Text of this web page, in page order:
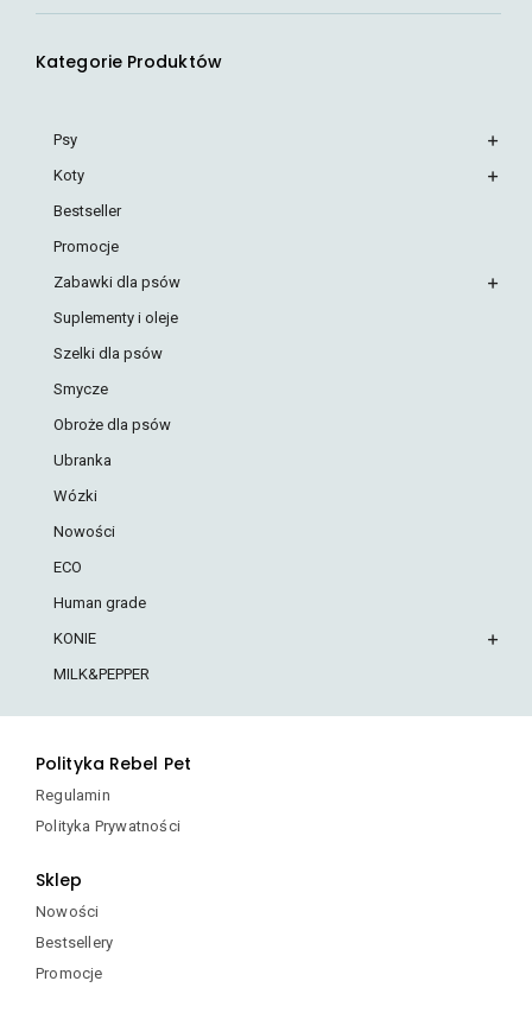
Kategorie Produktów
Psy
Koty
Bestseller
Promocje
Zabawki dla psów
Suplementy i oleje
Szelki dla psów
Smycze
Obroże dla psów
Ubranka
Wózki
Nowości
ECO
Human grade
KONIE
MILK&PEPPER
Polityka Rebel Pet
Regulamin
Polityka Prywatności
Sklep
Nowości
Bestsellery
Promocje